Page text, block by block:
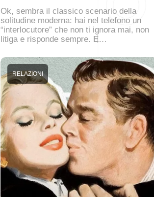
Ok, sembra il classico scenario della
solitudine moderna: hai nel telefono un
“interlocutore” che non ti ignora mai, non
litiga e risponde sempre. E…
RELAZIONI